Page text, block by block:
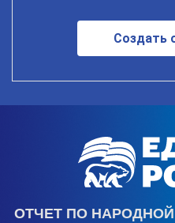
Создать
ОТЧЕТ ПО НАРОДНОЙ